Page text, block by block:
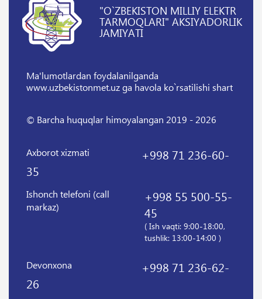
"O`ZBEKISTON MILLIY ELEKTR
TARMOQLARI" AKSIYADORLIK
JAMIYATI
Ma'lumotlardan foydalanilganda
www.uzbekistonmet.uz ga havola ko`rsatilishi shart
© Barcha huquqlar himoyalangan 2019 - 2026
Axborot xizmati
+998 71 236-60-
35
Ishonch telefoni (call
markaz)
+998 55 500-55-
45
( Ish vaqti: 9:00-18:00,
tushlik: 13:00-14:00 )
Devonxona
+998 71 236-62-
26